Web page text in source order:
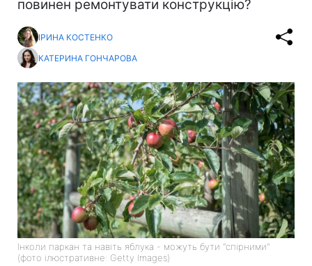
повинен ремонтувати конструкцію?
ІРИНА КОСТЕНКО
КАТЕРИНА ГОНЧАРОВА
Інколи паркан та навіть яблука - можуть бути "спірними"
(фото ілюстративне: Getty Images)